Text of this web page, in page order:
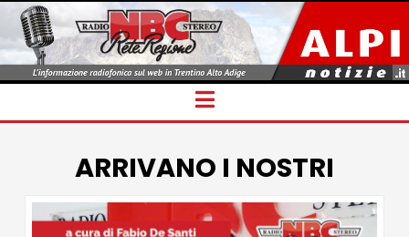
Navigation
ARRIVANO I NOSTRI